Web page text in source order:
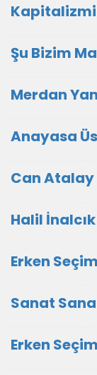
Şu Bizim
Merdan
Anayasa
Can Atalay
Halil
Erken
Sanat
Erken Seçim